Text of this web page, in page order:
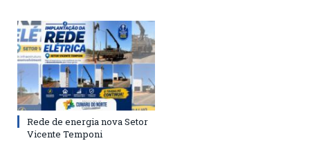
Rede de energia nova Setor
Vicente Temponi